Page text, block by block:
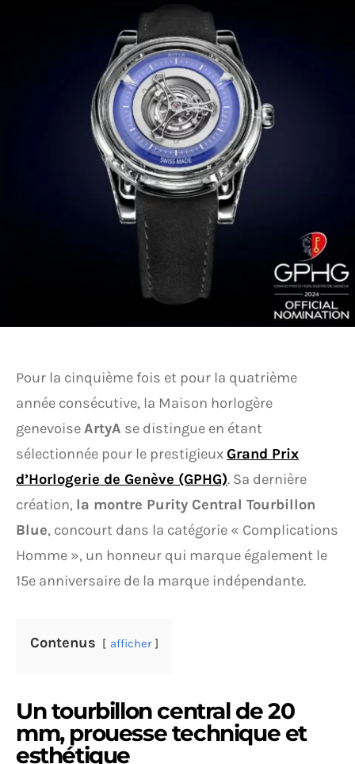
Pour la cinquième fois et pour la quatrième
année consécutive, la Maison horlogère
genevoiseArtyA se distingue en étant
sélectionnée pour le prestigieuxGrand Prix
d’Horlogerie de Genève (GPHG). Sa dernière
création, la montre Purity Central Tourbillon
Blue, concourt dans la catégorie « Complications
Homme », un honneur qui marque également le
15e anniversaire de la marque indépendante.
Contenus afficher
Un tourbillon central de 20
mm, prouesse technique et
esthétique